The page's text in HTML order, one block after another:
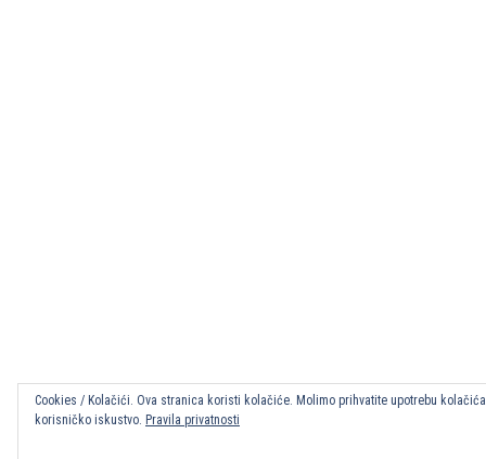
Cookies / Kolačići. Ova stranica koristi kolačiće. Molimo prihvatite upotrebu
korisničko iskustvo. Pravila privatnosti